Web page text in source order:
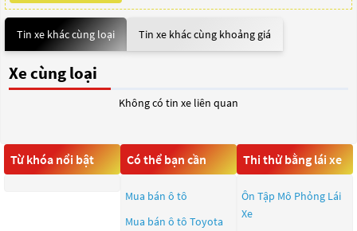
Tin xe khác cùng loại Tin xe khác cùng khoảng giá
Xe cùng loại
Không có tin xe liên quan
Từ khóa nổi bật Có thể bạn cần
Mua bán ô tô
Mua bán ô tô Toyota
Thi thử bằng lái xe
Ôn Tập Mô Phỏng Lái
Xe